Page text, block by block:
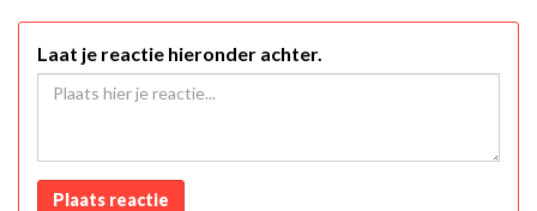
Laat je reactie hieronder achter.
Plaats reactie